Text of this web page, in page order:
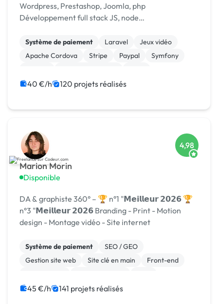
Wordpress, Prestashop, Joomla, php
Développement full stack JS, node
chat temp réel : [URL MASQUÉE], webrtc
Système de paiement Laravel
Jeux vidéo
Apache Cordova
Stripe Paypal
Symfony
40 €/h 120 projets réalisés
Marion Morin
Disponible
4,98
DA & graphiste 360° – 🏆 n°1 "𝗠𝗲𝗶𝗹𝗹𝗲𝘂𝗿 𝟮𝟬𝟮𝟲 🏆
n°3 "𝗠𝗲𝗶𝗹𝗹𝗲𝘂𝗿 𝟮𝟬𝟮𝟲 Branding - Print - Motion
design - Montage vidéo - Site internet
Système de paiement
SEO / GEO
Gestion site web
Site clé en main
Front-end
Landing page
Migration ou refonte de site
45 €/h 141 projets réalisés